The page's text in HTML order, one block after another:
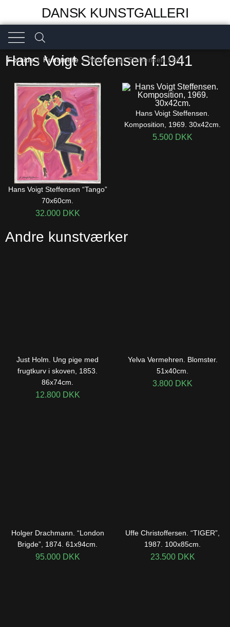
DANSK KUNSTGALLERI
Forside| Kunstnere |Hans Voigt Steffensen 1941
Hans Voigt Stefensen f.1941
Hans Voigt Steffensen “Tango”
70x60cm.
32.000 DKK
Hans Voigt Steffensen.
Komposition, 1969. 30x42cm.
5.500 DKK
Andre kunstværker
Just Holm. Ung pige med
frugtkurv i skoven, 1853.
86x74cm.
12.800 DKK
Yelva Vermehren. Blomster.
51x40cm.
3.800 DKK
Holger Drachmann. “London
Brigde”, 1874. 61x94cm.
95.000 DKK
Uffe Christoffersen. “TIGER”,
1987. 100x85cm.
23.500 DKK